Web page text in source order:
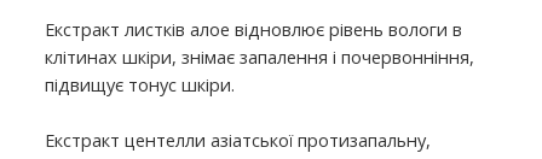
Екстракт листків алое відновлює рівень вологи в
клітинах шкіри, знімає запалення і почервонніння,
підвищує тонус шкіри.
Екстракт центелли азіатської протизапальну,